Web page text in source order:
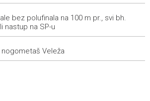
Festival presents Kinoscope and
za 8. 8. 2026. godine (subota)
bez polufinala na 100 m pr., svi bh.
nastup na SP-u
nogometaš Veleža